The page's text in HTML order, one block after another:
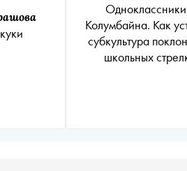
Колумбайна. Как
субкультура
школьных